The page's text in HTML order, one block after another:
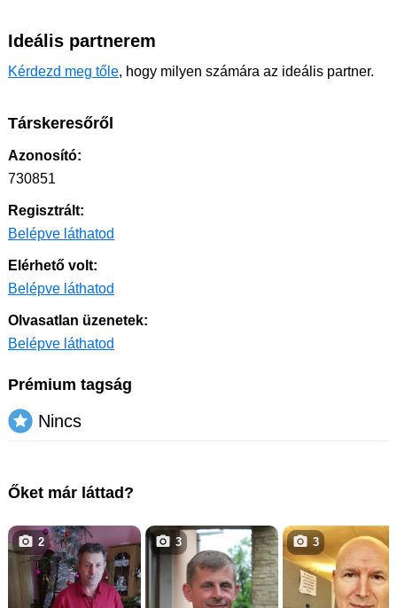
Ideális partnerem
Kérdezd meg tőle, hogy milyen számára az ideális partner.
Társkeresőről
Azonosító:
730851
Regisztrált:
Belépve láthatod
Elérhető volt:
Belépve láthatod
Olvasatlan üzenetek:
Belépve láthatod
Prémium tagság
Nincs
Őket már láttad?
2 3 3